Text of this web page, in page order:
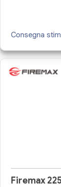
Consegna
Firemax